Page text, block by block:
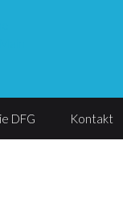
DFG Kontakt